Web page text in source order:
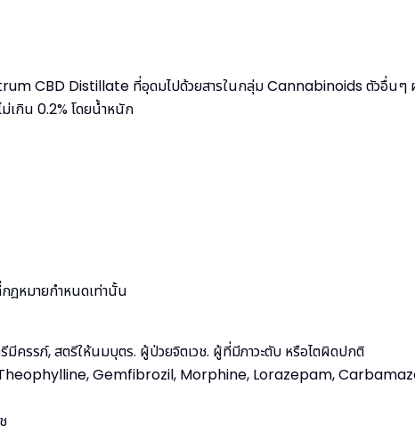
CBD Distillate ที่อุดมไปด้วยสารในกลุ่ม Cannabinoids ตัวอื่นๆ
เกิน 0.2% โดยน้ำหนัก
ฎหมายกำหนดเท่านั้น
ครรภ์, สตรีให้นมบุตร. ผู้ป่วยจิตเวช. ผู้ที่มีภาวะตับ หรือไตผิดปกติ
Gemfibrozil, Morphine, Lorazepam,